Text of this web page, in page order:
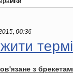
00:36
з